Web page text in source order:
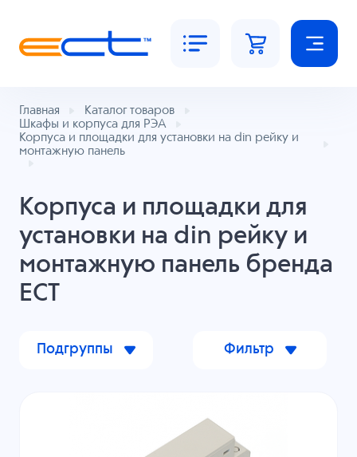
Главная
Каталог товаров
Шкафы и корпуса для РЭА
Корпуса и площадки для установки на din рейку и
монтажную панель
Корпуса и площадки для
установки на din рейку и
монтажную панель бренда
ECT
Подгруппы Фильтр